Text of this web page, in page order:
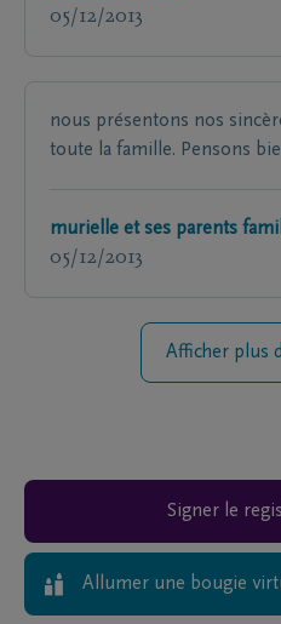
05/12/2013
nous présentons nos
toute la famille. Pensons
murielle et ses parents
05/12/2013
Afficher plus
Signer le
Allumer une bougie